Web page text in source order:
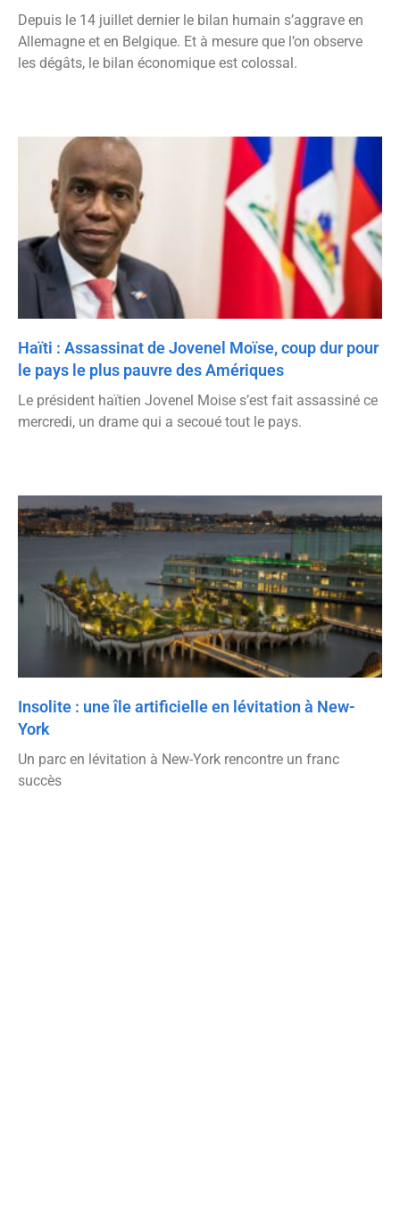
Depuis le 14 juillet dernier le bilan humain s’aggrave en
Allemagne et en Belgique. Et à mesure que l’on observe
les dégâts, le bilan économique est colossal.
Haïti : Assassinat de Jovenel Moïse, coup dur pour
le pays le plus pauvre des Amériques
Le président haïtien Jovenel Moise s’est fait assassiné ce
mercredi, un drame qui a secoué tout le pays.
Insolite : une île artificielle en lévitation à New-
York
Un parc en lévitation à New-York rencontre un franc
succès